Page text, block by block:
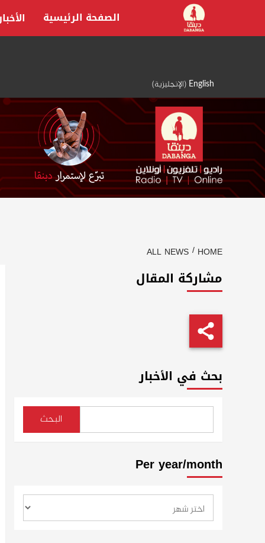
content
English
(الإنجليزية)
الصفحة الرئيسية
HOME
ALL NEWS
مشاركة المقال
بحث في الأخبار
البحث
Per year/month